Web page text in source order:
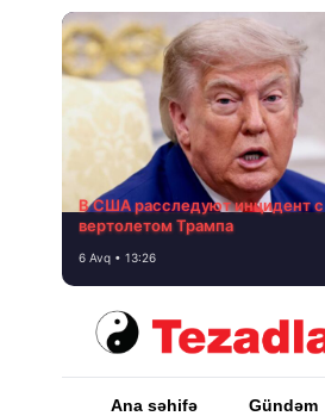
В США расследуют инцидент с
вертолетом Трампа
6 Avq • 13:26
Ana səhifə Gündəm